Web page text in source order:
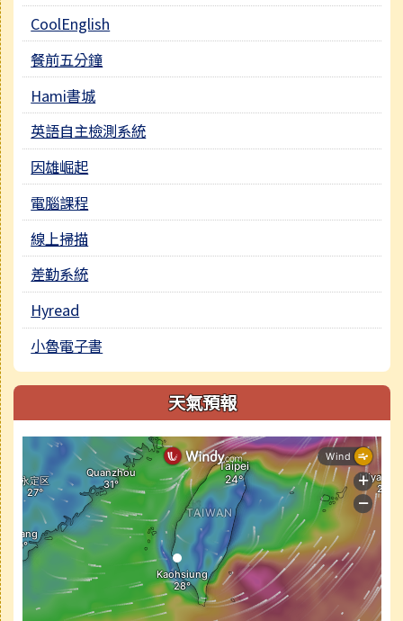
CoolEnglish
餐前五分鐘
Hami書城
英語自主檢測系統
因雄崛起
電腦課程
線上掃描
差勤系統
Hyread
小魯電子書
天氣預報